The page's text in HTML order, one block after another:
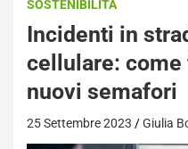
SOSTENIBILITÀ
Incidenti in
cellulare:
nuovi semafori
25 Settembre 2023 Giulia